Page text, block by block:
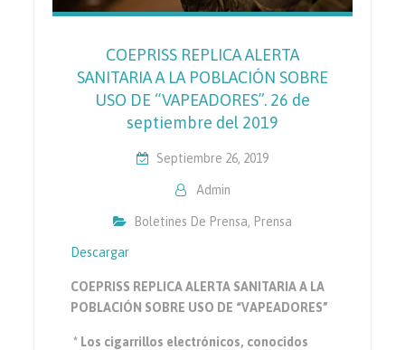
COEPRISS REPLICA ALERTA
SANITARIA A LA POBLACIÓN SOBRE
USO DE “VAPEADORES”. 26 de
septiembre del 2019
Septiembre 26, 2019
Admin
Boletines De Prensa, Prensa
Descargar
COEPRISS REPLICA ALERTA SANITARIA A LA
POBLACIÓN SOBRE USO DE “VAPEADORES”
* Los cigarrillos electrónicos, conocidos